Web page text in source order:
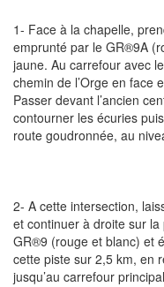
1- Face à la chapelle,
emprunté par le GR®9A
jaune. Au carrefour avec
chemin de l’Orge en face
Passer devant l’ancien
contourner les écuries
route goudronnée, au
2- A cette intersection,
et continuer à droite sur
GR®9 (rouge et blanc) et
cette piste sur 2,5 km, en
jusqu’au carrefour